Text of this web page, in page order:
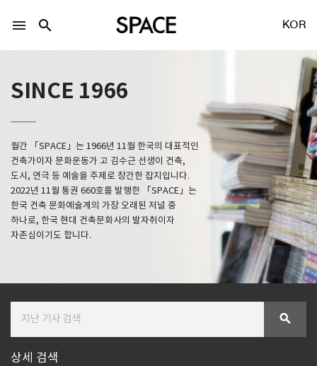
Facebook 로그인
Naver 로그인
SPACE 소개
menu search KOR
SINCE 1966
월간 「SPACE」는 1966년 11월 한국의 대표적인
건축가이자 문화운동가 고 김수근 선생이 건축,
도시, 연극 등 예술을 주제로 창간한 잡지입니다.
2022년 11월 통권 660호를 발행한 「SPACE」는
한국 건축 문화예술계의 가장 오래된 저널 중
하나로, 한국 현대 건축문화사의 발자취이자
자존심이기도 합니다.
search
상세 검색